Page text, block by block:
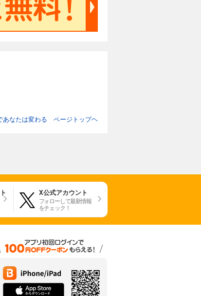
なたは変わる ページトップヘ
X公式アカウント
フォローして最新情報
をチェック！